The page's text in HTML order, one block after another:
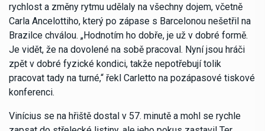
rychlost a změny rytmu udělaly na všechny dojem, včetně
Carla Ancelottiho, který po zápase s Barcelonou nešetřil na
Brazilce chválou. „Hodnotím ho dobře, je už v dobré formě.
Je vidět, že na dovolené na sobě pracoval. Nyní jsou hráči
zpět v dobré fyzické kondici, takže nepotřebují tolik
pracovat tady na turné,“ řekl Carletto na pozápasové tiskové
konferenci.
Vinícius se na hřiště dostal v 57. minutě a mohl se rychle